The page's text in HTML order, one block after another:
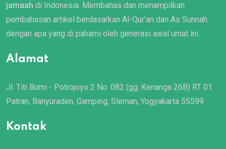
jamaah di Indonesia. Membahas dan menampilkan
pembahasan artikel berdasarkan Al-Qur’an dan As Sunnah
dengan apa yang di pahami oleh generasi awal umat ini.
Alamat
Jl. Titi Bumi - Potrojoyo 2 No. 082 (gg. Kenanga 26B) RT 01
Patran, Banyuraden, Gamping, Sleman, Yogyakarta 55599
Kontak